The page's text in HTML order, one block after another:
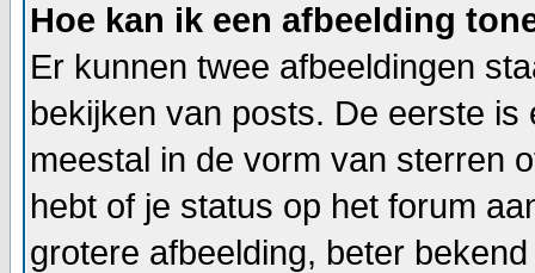
Hoe kan ik een afbeelding
Er kunnen twee afbeeldingen
bekijken van posts. De eerste
meestal in de vorm van sterren
hebt of je status op het forum
grotere afbeelding, beter